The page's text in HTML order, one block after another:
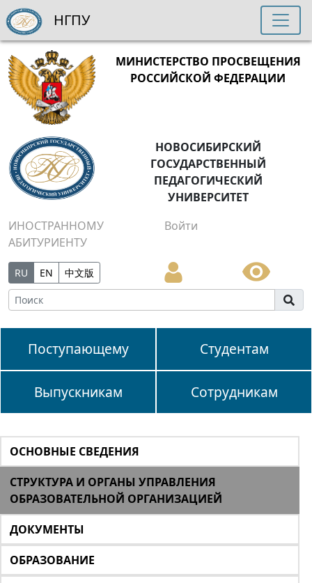
МИНИСТЕРСТВО ПРОСВЕЩЕНИЯ
РОССИЙСКОЙ ФЕДЕРАЦИИ
НОВОСИБИРСКИЙ
ГОСУДАРСТВЕННЫЙ
ПЕДАГОГИЧЕСКИЙ
УНИВЕРСИТЕТ
ИНОСТРАННОМУ
АБИТУРИЕНТУ
Войти
RU EN 中文版
Поступающему Студентам
Выпускникам Сотрудникам
НГПУ
ОСНОВНЫЕ СВЕДЕНИЯ
СТРУКТУРА И ОРГАНЫ УПРАВЛЕНИЯ
ОБРАЗОВАТЕЛЬНОЙ ОРГАНИЗАЦИЕЙ
ДОКУМЕНТЫ
ОБРАЗОВАНИЕ